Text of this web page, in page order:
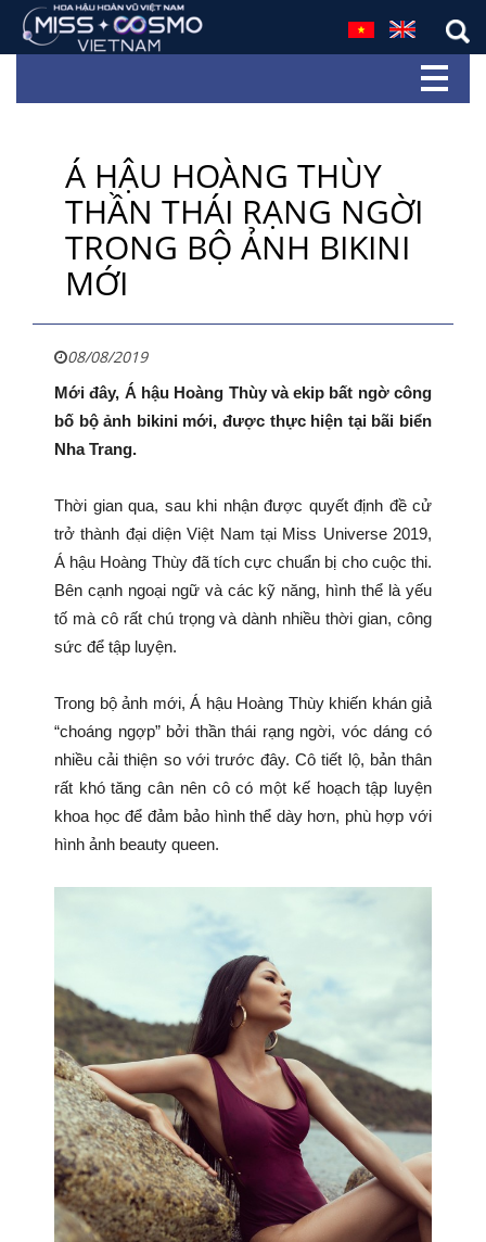
Á HẬU HOÀNG THÙY
THẦN THÁI RẠNG NGỜI
TRONG BỘ ẢNH BIKINI
MỚI
08/08/2019
Mới đây, Á hậu Hoàng Thùy và ekip bất ngờ công
bố bộ ảnh bikini mới, được thực hiện tại bãi biển
Nha Trang.
Thời gian qua, sau khi nhận được quyết định đề cử
trở thành đại diện Việt Nam tại Miss Universe 2019,
Á hậu Hoàng Thùy đã tích cực chuẩn bị cho cuộc thi.
Bên cạnh ngoại ngữ và các kỹ năng, hình thể là yếu
tố mà cô rất chú trọng và dành nhiều thời gian, công
sức để tập luyện.
Trong bộ ảnh mới, Á hậu Hoàng Thùy khiến khán giả
“choáng ngợp” bởi thần thái rạng ngời, vóc dáng có
nhiều cải thiện so với trước đây. Cô tiết lộ, bản thân
rất khó tăng cân nên cô có một kế hoạch tập luyện
khoa học để đảm bảo hình thể dày hơn, phù hợp với
hình ảnh beauty queen.